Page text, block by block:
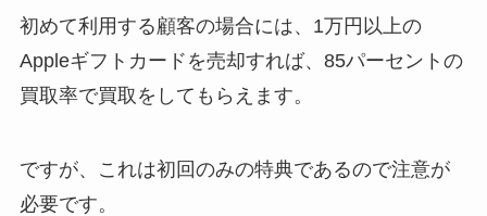
初めて利用する顧客の場合には、1万円以上の
Appleギフトカードを売却すれば、85パーセントの
買取率で買取をしてもらえます。
ですが、これは初回のみの特典であるので注意が
必要です。